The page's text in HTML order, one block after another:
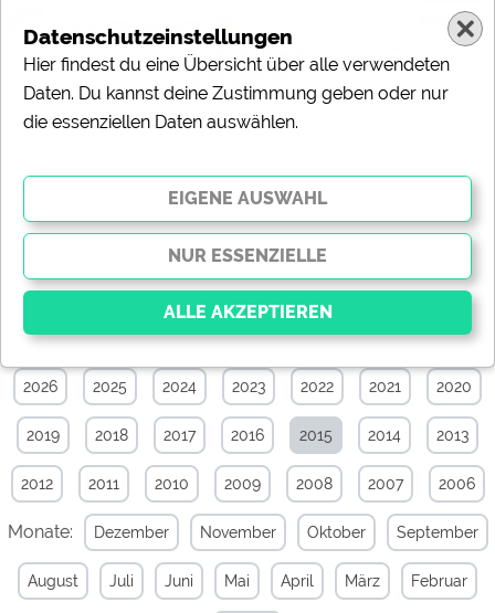
Campingplätze
Specials Aktuelle News
2026 2025 2024 2023 2022 2021 2020
2019 2018 2017 2016 2015 2014 2013
2012 2011 2010 2009 2008 2007 2006
Monate: Dezember November Oktober September
August Juli Juni Mai April März Februar
Datenschutzeinstellungen
Hier findest du eine Übersicht über alle verwendeten
Daten. Du kannst deine Zustimmung geben oder nur
die essenziellen Daten auswählen.
Essenziell
Essenzielle Cookies ermöglichen grundlegende
Funktionen und sind für die einwandfreie Funktion der
werden Teile der Websitenicht funktionieren.
Externe Medien
YouTube (Videos von
Campingplätzen)
https://policies.google.com/privacy